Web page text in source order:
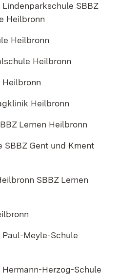
SBBZ
Heilbronn
Heilbronn
Heilbronn
Heilbronn
Heilbronn
Lernen Heilbronn
SBBZ Gent und Kment
SBBZ Lernen
Meyle-Schule
Herzog-Schule